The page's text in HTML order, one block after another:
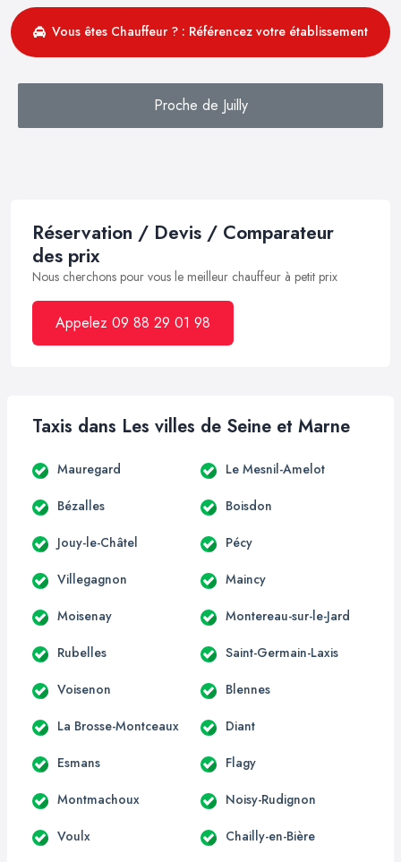
Vous êtes Chauffeur ? : Référencez votre établissement
Proche de Juilly
Réservation / Devis / Comparateur
des prix
Nous cherchons pour vous le meilleur chauffeur à petit prix
Appelez 09 88 29 01 98
Taxis dans Les villes de Seine et Marne
Mauregard Le Mesnil-Amelot
Bézalles Boisdon
Jouy-le-Châtel Pécy
Villegagnon Maincy
Moisenay Montereau-sur-le-Jard
Rubelles Saint-Germain-Laxis
Voisenon Blennes
La Brosse-Montceaux Diant
Esmans Flagy
Montmachoux Noisy-Rudignon
Voulx Chailly-en-Bière